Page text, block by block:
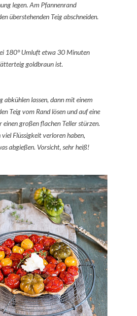
legen. Am Pfannenrand
überstehenden Teig abschneiden.
180° Umluft etwa 30 Minuten
goldbraun ist.
abkühlen lassen, dann mit einem
Teig vom Rand lösen und auf eine
einen großen flachen Teller stürzen.
Flüssigkeit verloren haben,
abgießen. Vorsicht, sehr heiß!